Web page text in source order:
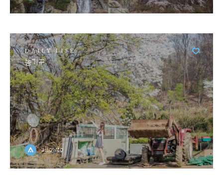
DAILY LIFE
농기구
allowto